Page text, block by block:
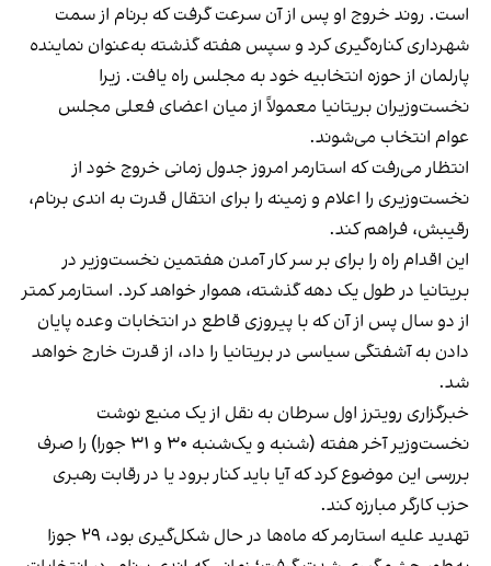
است. روند خروج او پس از آن سرعت گرفت که برنام از سمت
شهرداری کناره‌گیری کرد و سپس هفته گذشته به‌عنوان نماینده
پارلمان از حوزه انتخابیه خود به مجلس راه یافت. زیرا
نخست‌وزیران بریتانیا معمولاً از میان اعضای فعلی مجلس
عوام انتخاب می‌شوند.
انتظار می‌رفت که استارمر امروز جدول زمانی خروج خود از
نخست‌وزیری را اعلام و زمینه را برای انتقال قدرت به اندی برنام،
رقیبش، فراهم کند.
این اقدام راه را برای بر سر کار آمدن هفتمین نخست‌وزیر در
بریتانیا در طول یک دهه گذشته، هموار خواهد کرد. استارمر کمتر
از دو سال پس از آن که با پیروزی قاطع در انتخابات وعده پایان
دادن به آشفتگی سیاسی در بریتانیا را داد، از قدرت خارج خواهد
شد.
خبرگزاری رویترز اول سرطان به نقل از یک منبع نوشت
نخست‌وزیر آخر هفته (شنبه و یک‌شنبه ۳۰ و ۳۱ جورا) را صرف
بررسی این موضوع کرد که آیا باید کنار برود یا در رقابت رهبری
حزب کارگر مبارزه کند.
تهدید علیه استارمر که ماه‌ها در حال شکل‌گیری بود، ۲۹ جوزا